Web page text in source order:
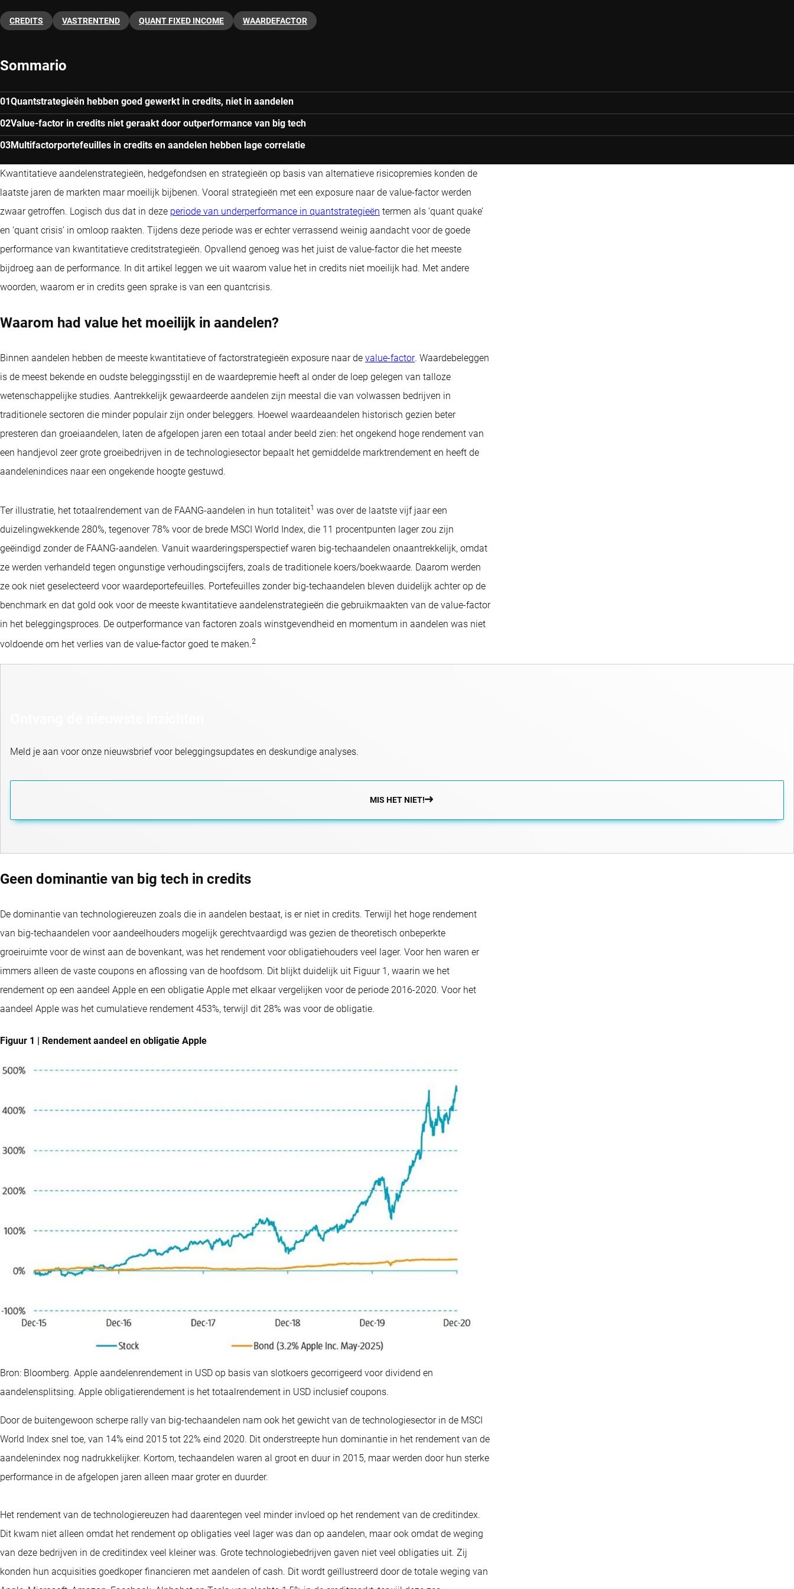
CREDITS VASTRENTEND QUANT FIXED INCOME WAARDEFACTOR
Sommario
Quantstrategieën hebben goed gewerkt in credits, niet in aandelen
Value-factor in credits niet geraakt door outperformance van big tech
Multifactorportefeuilles in credits en aandelen hebben lage correlatie
Kwantitatieve aandelenstrategieën, hedgefondsen en strategieën op basis van alternatieve risicopremies konden de
laatste jaren de markten maar moeilijk bijbenen. Vooral strategieën met een exposure naar de value-factor werden
zwaar getroffen. Logisch dus dat in deze periode van underperformance in quantstrategieën termen als ‘quant quake’
en ‘quant crisis’ in omloop raakten. Tijdens deze periode was er echter verrassend weinig aandacht voor de goede
performance van kwantitatieve creditstrategieën. Opvallend genoeg was het juist de value-factor die het meeste
bijdroeg aan de performance. In dit artikel leggen we uit waarom value het in credits niet moeilijk had. Met andere
woorden, waarom er in credits geen sprake is van een quantcrisis.
Waarom had value het moeilijk in aandelen?
Binnen aandelen hebben de meeste kwantitatieve of factorstrategieën exposure naar de value-factor. Waardebeleggen
is de meest bekende en oudste beleggingsstijl en de waardepremie heeft al onder de loep gelegen van talloze
wetenschappelijke studies. Aantrekkelijk gewaardeerde aandelen zijn meestal die van volwassen bedrijven in
traditionele sectoren die minder populair zijn onder beleggers. Hoewel waardeaandelen historisch gezien beter
presteren dan groeiaandelen, laten de afgelopen jaren een totaal ander beeld zien: het ongekend hoge rendement van
een handjevol zeer grote groeibedrijven in de technologiesector bepaalt het gemiddelde marktrendement en heeft de
aandelenindices naar een ongekende hoogte gestuwd.
Ter illustratie, het totaalrendement van de FAANG-aandelen in hun totaliteit1 was over de laatste vijf jaar een
duizelingwekkende 280%, tegenover 78% voor de brede MSCI World Index, die 11 procentpunten lager zou zijn
geëindigd zonder de FAANG-aandelen. Vanuit waarderingsperspectief waren big-techaandelen onaantrekkelijk, omdat
ze werden verhandeld tegen ongunstige verhoudingscijfers, zoals de traditionele koers/boekwaarde. Daarom werden
ze ook niet geselecteerd voor waardeportefeuilles. Portefeuilles zonder big-techaandelen bleven duidelijk achter op de
benchmark en dat gold ook voor de meeste kwantitatieve aandelenstrategieën die gebruikmaakten van de value-factor
in het beleggingsproces. De outperformance van factoren zoals winstgevendheid en momentum in aandelen was niet
voldoende om het verlies van de value-factor goed te maken.2
Meld je aan voor onze nieuwsbrief voor beleggingsupdates en deskundige analyses.
MIS HET NIET!
Geen dominantie van big tech in credits
De dominantie van technologiereuzen zoals die in aandelen bestaat, is er niet in credits. Terwijl het hoge rendement
van big-techaandelen voor aandeelhouders mogelijk gerechtvaardigd was gezien de theoretisch onbeperkte
groeiruimte voor de winst aan de bovenkant, was het rendement voor obligatiehouders veel lager. Voor hen waren er
immers alleen de vaste coupons en aflossing van de hoofdsom. Dit blijkt duidelijk uit Figuur 1, waarin we het
rendement op een aandeel Apple en een obligatie Apple met elkaar vergelijken voor de periode 2016-2020. Voor het
aandeel Apple was het cumulatieve rendement 453%, terwijl dit 28% was voor de obligatie.
Figuur 1 | Rendement aandeel en obligatie Apple
Bron: Bloomberg. Apple aandelenrendement in USD op basis van slotkoers gecorrigeerd voor dividend en
aandelensplitsing. Apple obligatierendement is het totaalrendement in USD inclusief coupons.
Door de buitengewoon scherpe rally van big-techaandelen nam ook het gewicht van de technologiesector in de MSCI
World Index snel toe, van 14% eind 2015 tot 22% eind 2020. Dit onderstreepte hun dominantie in het rendement van de
aandelenindex nog nadrukkelijker. Kortom, techaandelen waren al groot en duur in 2015, maar werden door hun sterke
performance in de afgelopen jaren alleen maar groter en duurder.
Het rendement van de technologiereuzen had daarentegen veel minder invloed op het rendement van de creditindex.
Dit kwam niet alleen omdat het rendement op obligaties veel lager was dan op aandelen, maar ook omdat de weging
van deze bedrijven in de creditindex veel kleiner was. Grote technologiebedrijven gaven niet veel obligaties uit. Zij
konden hun acquisities goedkoper financieren met aandelen of cash. Dit wordt geïllustreerd door de totale weging van